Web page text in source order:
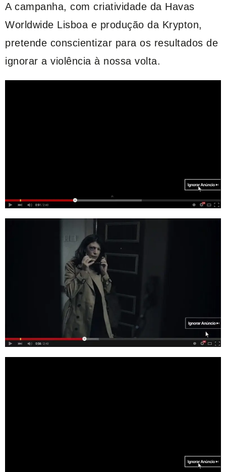
A campanha, com criatividade da Havas
Worldwide Lisboa e produção da Krypton,
pretende conscientizar para os resultados de
ignorar a violência à nossa volta.